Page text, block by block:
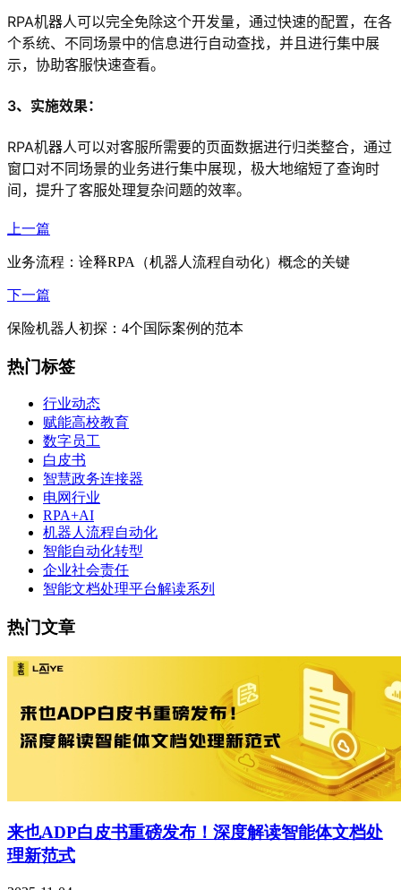
RPA机器人可以完全免除这个开发量，通过快速的配置，在各
个系统、不同场景中的信息进行自动查找，并且进行集中展
示，协助客服快速查看。
3、实施效果：
RPA机器人可以对客服所需要的页面数据进行归类整合，通过
窗口对不同场景的业务进行集中展现，极大地缩短了查询时
间，提升了客服处理复杂问题的效率。
上一篇
业务流程：诠释RPA（机器人流程自动化）概念的关键
下一篇
保险机器人初探：4个国际案例的范本
热门标签
行业动态
赋能高校教育
数字员工
白皮书
智慧政务连接器
电网行业
RPA+AI
机器人流程自动化
智能自动化转型
企业社会责任
智能文档处理平台解读系列
热门文章
来也ADP白皮书重磅发布！深度解读智能体文档处
理新范式